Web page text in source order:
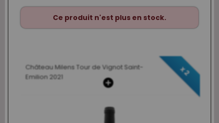
Ce produit n'est plus en stock.
x 2
Château Milens Tour de Vignot Saint-
Emilion 2021